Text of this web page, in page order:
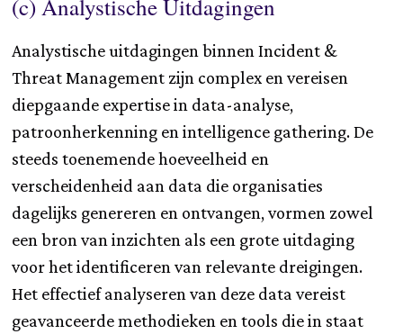
(c) Analystische Uitdagingen
Analystische uitdagingen binnen Incident &
Threat Management zijn complex en vereisen
diepgaande expertise in data-analyse,
patroonherkenning en intelligence gathering. De
steeds toenemende hoeveelheid en
verscheidenheid aan data die organisaties
dagelijks genereren en ontvangen, vormen zowel
een bron van inzichten als een grote uitdaging
voor het identificeren van relevante dreigingen.
Het effectief analyseren van deze data vereist
geavanceerde methodieken en tools die in staat